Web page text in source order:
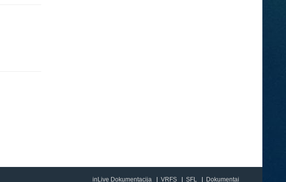
inLive Dokumentacija VRFS SFL Dokumentai